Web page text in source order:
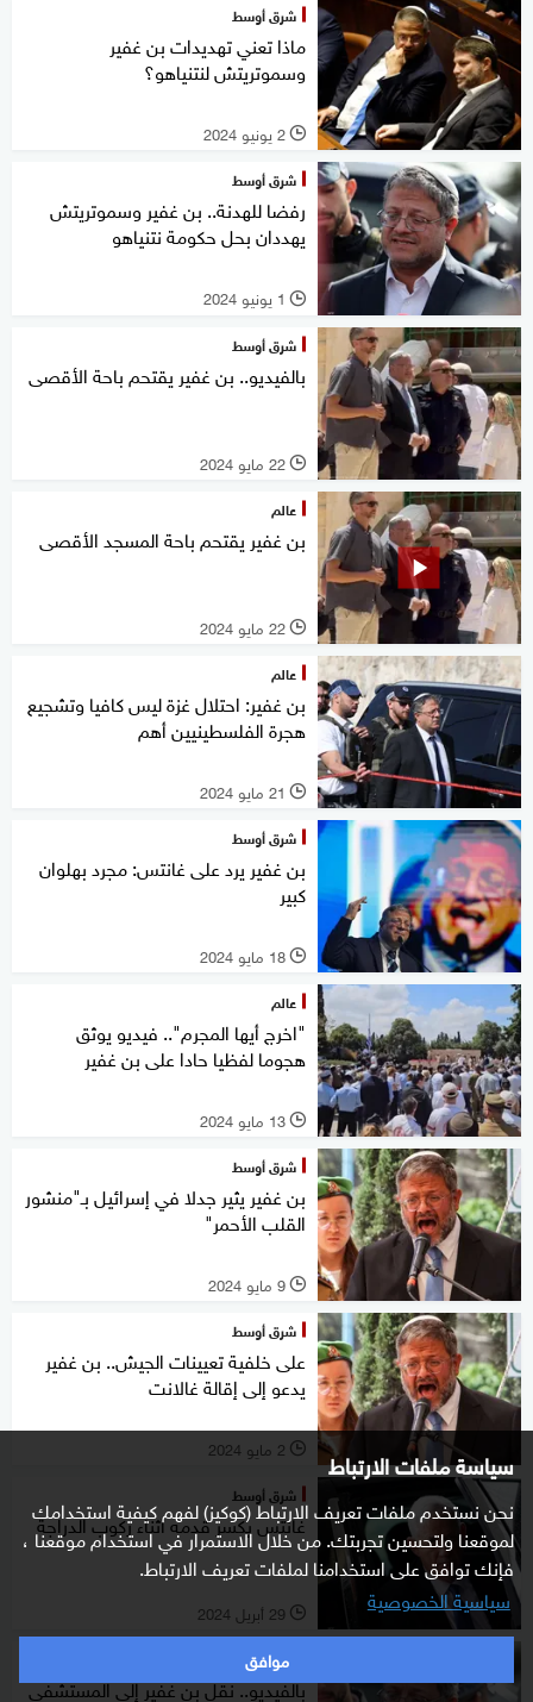
سياسة ملفات الارتباط
نحن نستخدم ملفات تعريف الارتباط (كوكيز) لفهم كيفية استخدامك
لموقعنا ولتحسين تجربتك. من خلال الاستمرار في استخدام موقعنا ،
فإنك توافق على استخدامنا لملفات تعريف الارتباط.
سياسية الخصوصية
موافق
شرق أوسط
ماذا تعني تهديدات بن غفير
وسموتريتش لنتنياهو؟
l 2 يونيو 2024
شرق أوسط
رفضا للهدنة.. بن غفير وسموتريتش
يهددان بحل حكومة نتنياهو
l 1 يونيو 2024
شرق أوسط
بالفيديو.. بن غفير يقتحم باحة الأقصى
l 22 مايو 2024
عالم
بن غفير يقتحم باحة المسجد الأقصى
l 22 مايو 2024
عالم
بن غفير: احتلال غزة ليس كافيا وتشجيع
هجرة الفلسطينيين أهم
l 21 مايو 2024
شرق أوسط
بن غفير يرد على غانتس: مجرد بهلوان
كبير
l 18 مايو 2024
عالم
"اخرج أيها المجرم".. فيديو يوثق
هجوما لفظيا حادا على بن غفير
l 13 مايو 2024
شرق أوسط
بن غفير يثير جدلا في إسرائيل بـ"منشور
القلب الأحمر"
l 9 مايو 2024
شرق أوسط
على خلفية تعيينات الجيش.. بن غفير
يدعو إلى إقالة غالانت
l 2 مايو 2024
شرق أوسط
غانتس يكسر قدمه أثناء ركوب الدراجة
l 29 أبريل 2024
شرق أوسط
بالفيديو.. نقل بن غفير إلى المستشفى